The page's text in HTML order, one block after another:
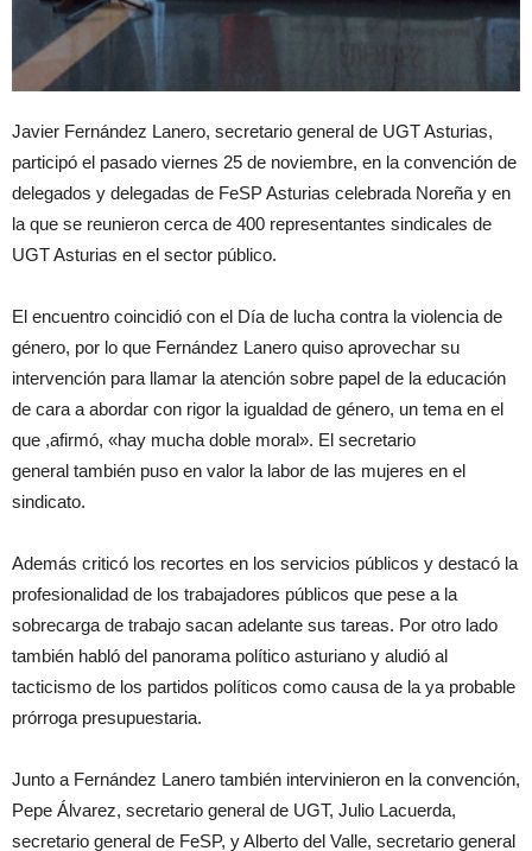
Javier Fernández Lanero, secretario general de UGT Asturias,
participó el pasado viernes 25 de noviembre, en la convención de
delegados y delegadas de FeSP Asturias celebrada Noreña y en
la que se reunieron cerca de 400 representantes sindicales de
UGT Asturias en el sector público.
El encuentro coincidió con el Día de lucha contra la violencia de
género, por lo que Fernández Lanero quiso aprovechar su
intervención para llamar la atención sobre papel de la educación
de cara a abordar con rigor la igualdad de género, un tema en el
que ,afirmó, «hay mucha doble moral». El secretario
general también puso en valor la labor de las mujeres en el
sindicato.
Además criticó los recortes en los servicios públicos y destacó la
profesionalidad de los trabajadores públicos que pese a la
sobrecarga de trabajo sacan adelante sus tareas. Por otro lado
también habló del panorama político asturiano y aludió al
tacticismo de los partidos políticos como causa de la ya probable
prórroga presupuestaria.
Junto a Fernández Lanero también intervinieron en la convención,
Pepe Álvarez, secretario general de UGT, Julio Lacuerda,
secretario general de FeSP, y Alberto del Valle, secretario general